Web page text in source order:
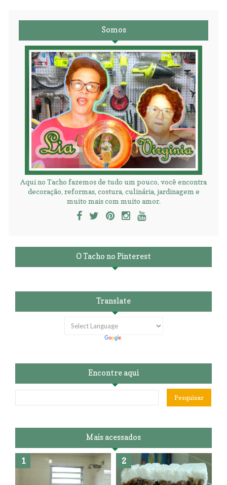
Somos
Aqui no Tacho fazemos de tudo um pouco, você encontra
decoração, reformas, costura, culinária, jardinagem e
muito mais com muito amor.
O Tacho no Pinterest
Translate
Encontre aqui
Mais acessados